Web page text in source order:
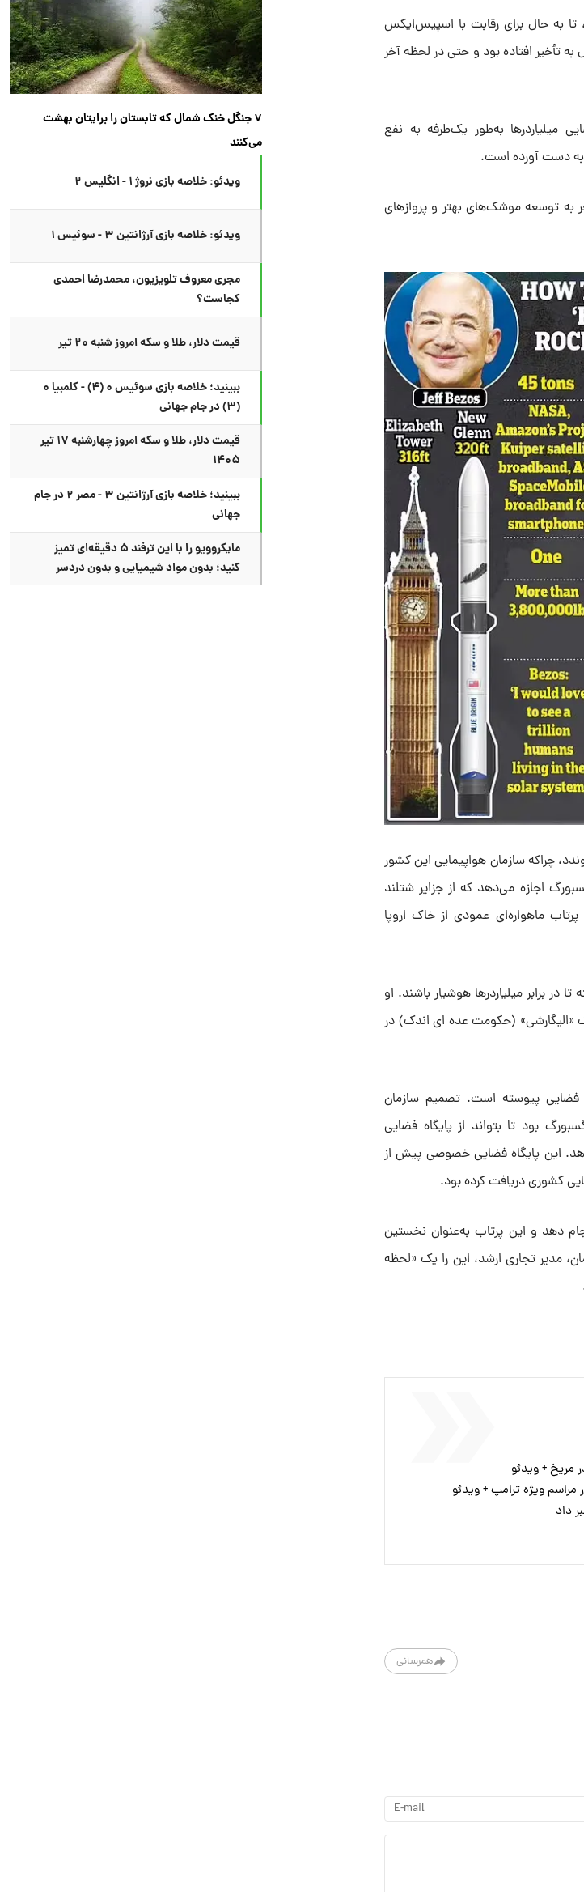
کرده بود، تا به حال برای رقابت با اسپیس‌ایکس
تأخیر افتاده بود و حتی در لحظه آخر
میلیاردرها به‌طور یک‌طرفه به نفع
به دست آورده است.
به توسعه موشک‌های بهتر و پروازهای
چراکه سازمان هواپیمایی این کشور
اجازه می‌دهد که از جزایر شتلند
ماهواره‌ای عمودی از خاک اروپا
در برابر میلیاردرها هوشیار باشند. او
«الیگارشی» (حکومت عده ای اندک) در
فضایی پیوسته است. تصمیم سازمان
بود تا بتواند از پایگاه فضایی
این پایگاه فضایی خصوصی پیش از
کشوری دریافت کرده بود.
قصد دارد اولین پرواز آزمایشی خود را در سال ۲۰۲۵ انجام دهد و این پرتاب به‌عنوان نخستین
مدیر تجاری ارشد، این را یک «لحظه
مریخ + ویدئو
ویژه ترامپ + ویدئو
داد
همرسانی
۷ جنگل خنک شمال که تابستان را برایتان بهشت
می‌کنند
ویدئو: خلاصه بازی نروژ ۱ - انگلیس ۲
ویدئو: خلاصه بازی آرژانتین ۳ - سوئیس ۱
مجری معروف تلویزیون، محمدرضا احمدی
کجاست؟
قیمت دلار، طلا و سکه امروز شنبه ۲۰ تیر
ببینید؛ خلاصه بازی سوئیس ۰ (۴) - کلمبیا ۰
(۳) در جام جهانی
قیمت دلار، طلا و سکه امروز چهارشنبه ۱۷ تیر
۱۴۰۵
ببینید؛ خلاصه بازی آرژانتین ۳ - مصر ۲ در جام
جهانی
مایکروویو را با این ترفند ۵ دقیقه‌ای تمیز
کنید؛ بدون مواد شیمیایی و بدون دردسر